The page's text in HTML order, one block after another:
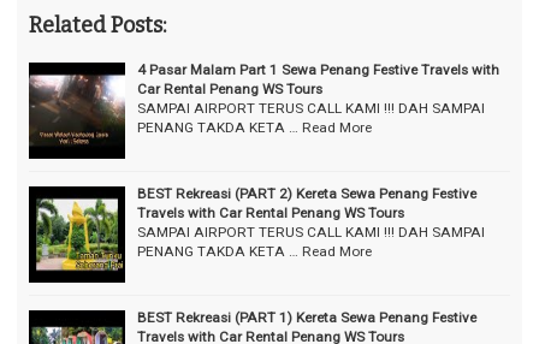
Related Posts:
4 Pasar Malam Part 1 Sewa Penang Festive Travels with
Car Rental Penang WS Tours
SAMPAI AIRPORT TERUS CALL KAMI !!! DAH SAMPAI
PENANG TAKDA KETA …
Read More
BEST Rekreasi (PART 2) Kereta Sewa Penang Festive
Travels with Car Rental Penang WS Tours
SAMPAI AIRPORT TERUS CALL KAMI !!! DAH SAMPAI
PENANG TAKDA KETA …
Read More
BEST Rekreasi (PART 1) Kereta Sewa Penang Festive
Travels with Car Rental Penang WS Tours